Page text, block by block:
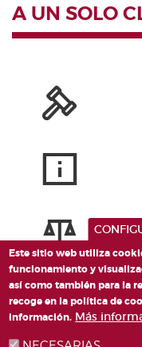
A UN SOLO
Este sitio web utiliza
funcionamiento y
así como también para la
recoge en la política de
información. Más